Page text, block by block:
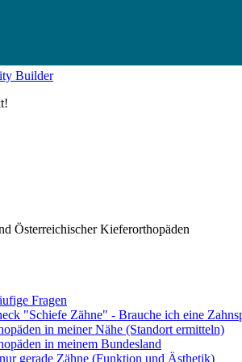
Builder
Österreichischer Kieferorthopäden
Fragen
"Schiefe Zähne" - Brauche ich eine
in meiner Nähe (Standort ermitteln)
in meinem Bundesland
gerade Zähne (Funktion und Ästhetik)